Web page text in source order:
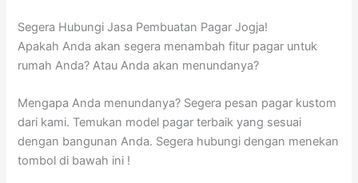
Segera Hubungi Jasa Pembuatan Pagar Jogja!
Apakah Anda akan segera menambah fitur pagar untuk
rumah Anda? Atau Anda akan menundanya?
Mengapa Anda menundanya? Segera pesan pagar kustom
dari kami. Temukan model pagar terbaik yang sesuai
dengan bangunan Anda. Segera hubungi dengan menekan
tombol di bawah ini !